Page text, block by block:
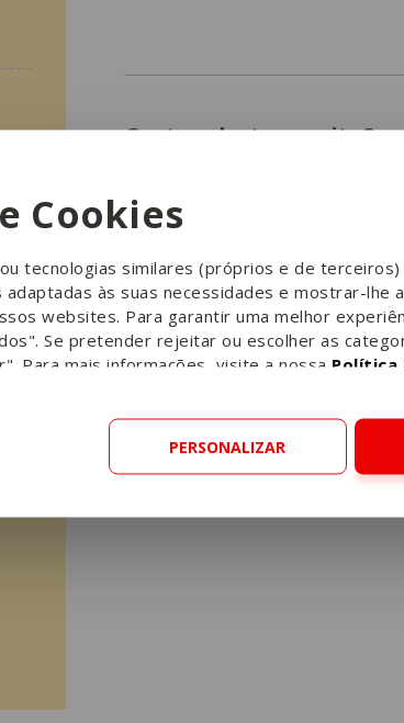
Cookies
tecnologias similares (próprios e de
às suas necessidades e mostrar-lhe
websites. Para garantir uma melhor
Se pretender rejeitar ou escolher as
Para mais informações, visite a nossa Política
PERSONALIZAR
Gostou desta receita?
Avalie esta receita
This site is protected by reCAPTCHA